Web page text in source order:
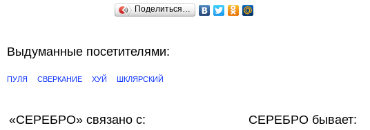
Поделиться…
Выдуманные посетителями:
ПУЛЯ СВЕРКАНИЕ ХУЙ ШКЛЯРСКИЙ
«СЕРЕБРО» связано с: СЕРЕБРО бывает: